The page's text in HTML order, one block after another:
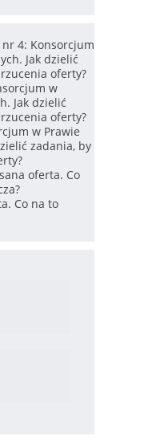
nr 4: Konsorcjum
Jak dzielić
oferty?
w
Jak dzielić
oferty?
w Prawie
zadania, by
oferta. Co
Co na to